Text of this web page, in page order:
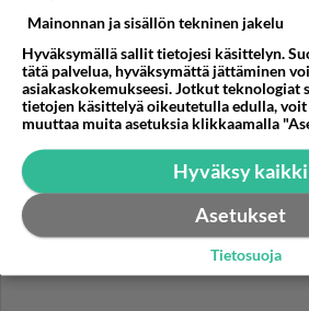
nettiliitt...
Mainonnan ja sisällön tekninen jakelu
Hyväksymällä sallit tietojesi käsittelyn.
tätä palvelua, hyväksymättä jättäminen
asiakaskokemukseesi. Jotkut teknologiat
tietojen käsittelyä oikeutetulla edulla, voit
muuttaa muita asetuksia klikkaamalla
Hyväksy kaikki
Asetukset
Tietosuoja